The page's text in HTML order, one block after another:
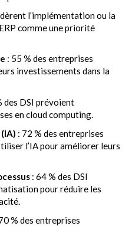
l’implémentation ou la
comme une priorité
: 55 % des entreprises
investissements dans la
des DSI prévoient
en cloud computing.
: 72 % des entreprises
l’IA pour améliorer leurs
: 64 % des DSI
pour réduire les
% des entreprises